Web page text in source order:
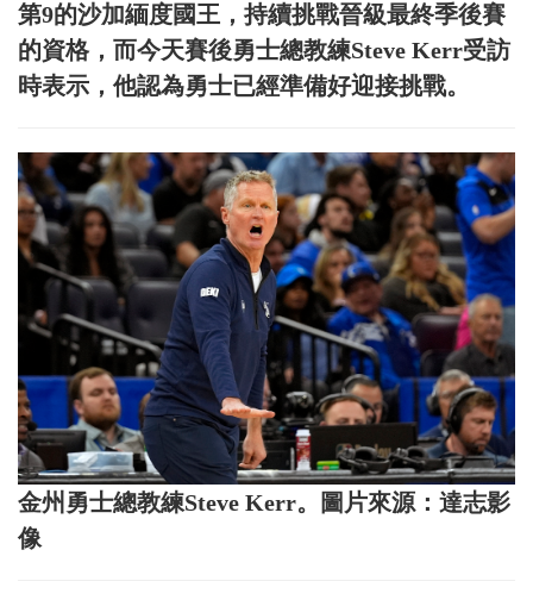
第9的沙加緬度國王，持續挑戰晉級最終季後賽
的資格，而今天賽後勇士總教練Steve Kerr受訪
時表示，他認為勇士已經準備好迎接挑戰。
金州勇士總教練Steve Kerr。圖片來源：達志影
像